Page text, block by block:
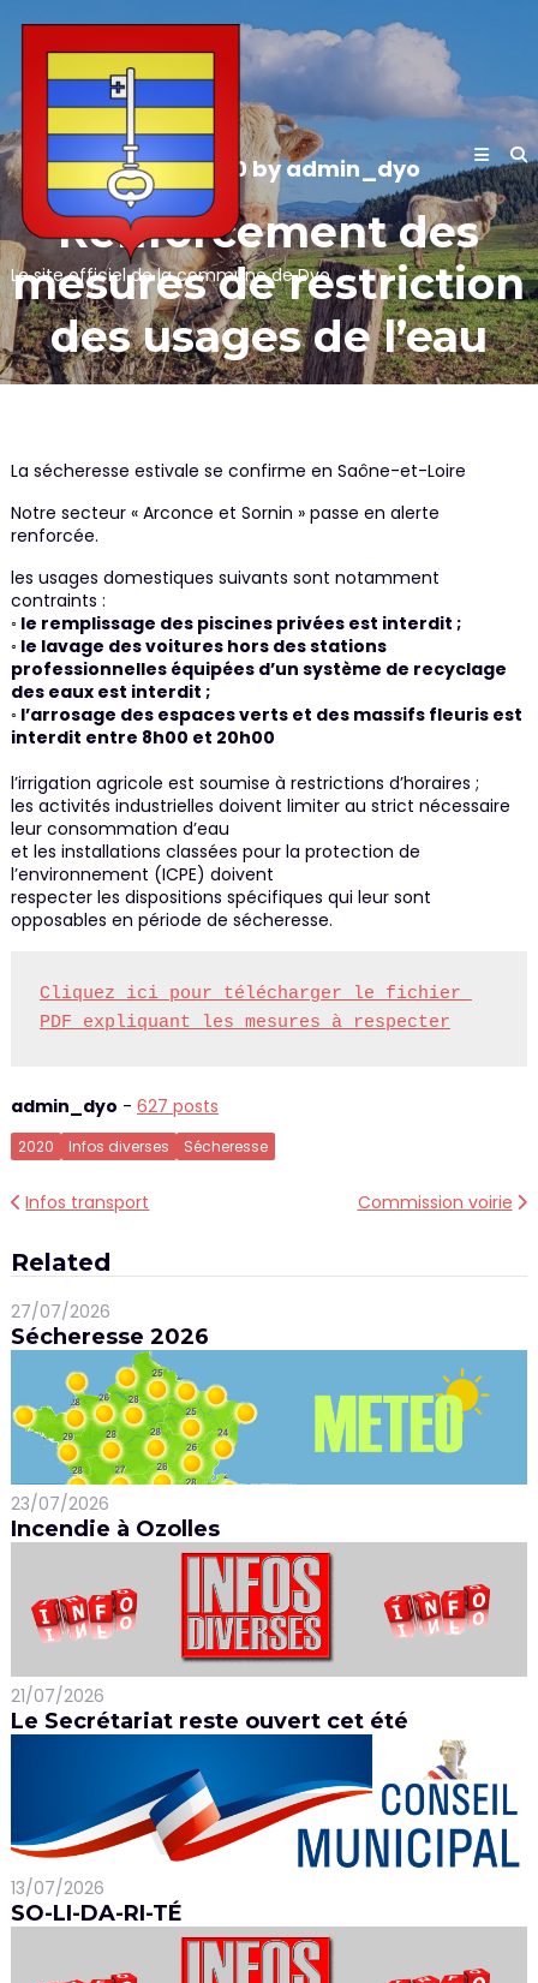
content
Le site officiel de la commune de Dyo
05/06/2020byadmin_dyo
Renforcement des
mesures de restriction
des usages de l’eau
La sécheresse estivale se confirme en Saône-et-Loire
Notre secteur « Arconce et Sornin » passe en alerte
renforcée.
les usages domestiques suivants sont notamment
contraints :
◦ le remplissage des piscines privées est interdit ;
◦ le lavage des voitures hors des stations
professionnelles équipées d’un système de recyclage
des eaux est interdit ;
◦ l’arrosage des espaces verts et des massifs fleuris est
interdit entre 8h00 et 20h00
l’irrigation agricole est soumise à restrictions d’horaires ;
les activités industrielles doivent limiter au strict nécessaire
leur consommation d’eau
et les installations classées pour la protection de
l’environnement (ICPE) doivent
respecter les dispositions spécifiques qui leur sont
opposables en période de sécheresse.
Cliquez ici pour télécharger le fichier
PDF expliquant les mesures à respecter
admin_dyo - 627 posts
2020 Infos diverses Sécheresse
Navigation
l’article
Infos transport Commission voirie
Related
27/07/2026
Sécheresse 2026
23/07/2026
Incendie à Ozolles
21/07/2026
Le Secrétariat reste ouvert cet été
13/07/2026
SO-LI-DA-RI-TÉ